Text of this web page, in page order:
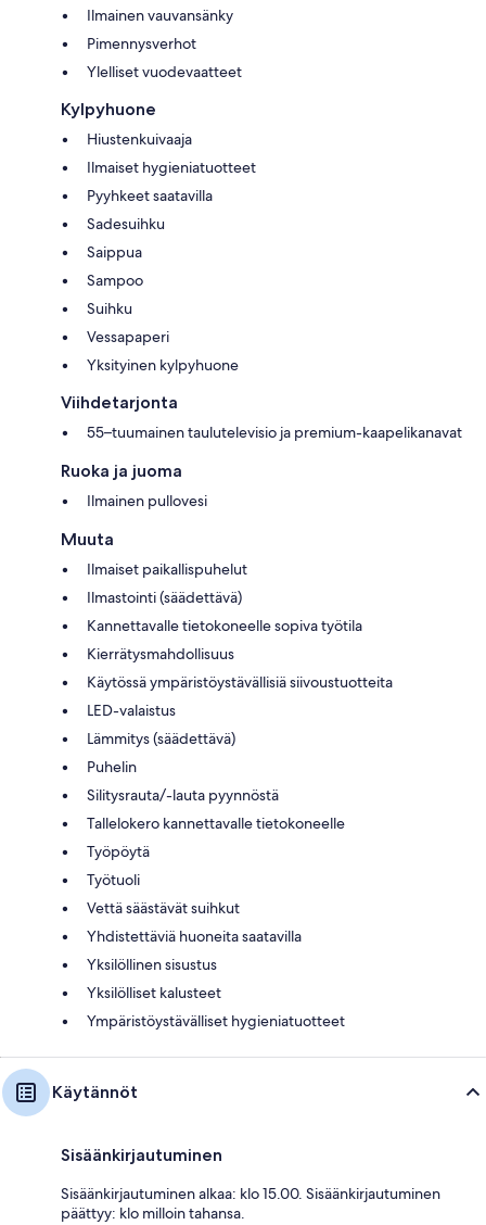
Ilmainen vauvansänky
Pimennysverhot
Ylelliset vuodevaatteet
Kylpyhuone
Hiustenkuivaaja
Ilmaiset hygieniatuotteet
Pyyhkeet saatavilla
Sadesuihku
Saippua
Sampoo
Suihku
Vessapaperi
Yksityinen kylpyhuone
Viihdetarjonta
55–tuumainen taulutelevisio ja premium-kaapelikanavat
Ruoka ja juoma
Ilmainen pullovesi
Muuta
Ilmaiset paikallispuhelut
Ilmastointi (säädettävä)
Kannettavalle tietokoneelle sopiva työtila
Kierrätysmahdollisuus
Käytössä ympäristöystävällisiä siivoustuotteita
LED-valaistus
Lämmitys (säädettävä)
Puhelin
Silitysrauta/-lauta pyynnöstä
Tallelokero kannettavalle tietokoneelle
Työpöytä
Työtuoli
Vettä säästävät suihkut
Yhdistettäviä huoneita saatavilla
Yksilöllinen sisustus
Yksilölliset kalusteet
Ympäristöystävälliset hygieniatuotteet
Käytännöt
Sisäänkirjautuminen
Sisäänkirjautuminen alkaa: klo 15.00. Sisäänkirjautuminen
päättyy: klo milloin tahansa.